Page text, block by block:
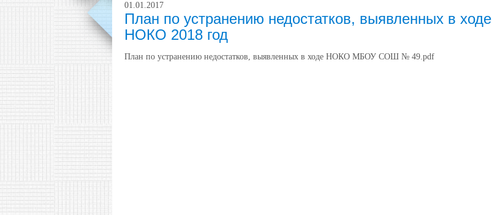
01.01.2017
План по устранению недостатков, выявленных в ходе
НОКО 2018 год
План по устранению недостатков, выявленных в ходе НОКО МБОУ СОШ № 49.pdf